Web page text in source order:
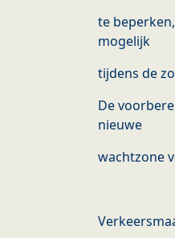
te
mogelijk
tijdens de
De
nieuwe
wachtzone